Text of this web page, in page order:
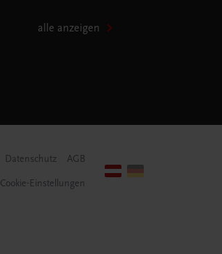
alle anzeigen
Datenschutz AGB
Cookie-Einstellungen